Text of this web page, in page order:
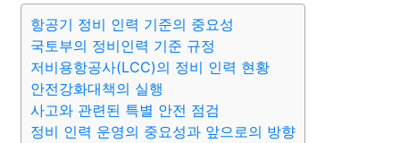
결혼 육아 반려동물 패션 미용 증권 인테리어
요리 상품리뷰 원예 금융 게임 스포츠
대출 자동차 취미 여행 맛집
항공기 정비 인력 기준의 중요성
국토부의 정비인력 기준 규정
저비용항공사(LCC)의 정비 인력 현황
안전강화대책의 실행
사고와 관련된 특별 안전 점검
정비 인력 운영의 중요성과 앞으로의 방향